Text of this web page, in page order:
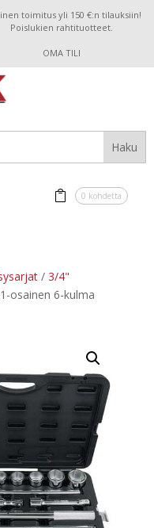
toimitus yli 150 €:n tilauksiin!
Poislukien rahtituotteet.
OMA TILI
0 kohdetta
/ 3/4"
osainen 6-kulma